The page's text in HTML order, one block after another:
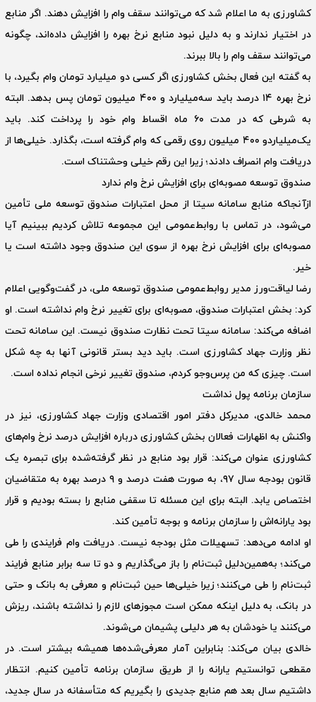
کشاورزی به ما اعلام شد که می‌توانند سقف وام را افزایش دهند. اگر منابع
در اختیار ندارند و به دلیل نبود منابع نرخ بهره را افزایش داده‌اند، چگونه
می‌توانند سقف وام را بالا ببرند.
به گفته این فعال بخش کشاورزی اگر کسی دو میلیارد تومان وام بگیرد، با
نرخ بهره ۱۴ درصد باید سه‌میلیارد و ۴۰۰ میلیون تومان پس بدهد. البته
به شرطی که در مدت ۶۰ ماه اقساط وام خود را پرداخت کند. باید
یک‌میلیاردو ۴۰۰ میلیون روی رقمی که وام گرفته است، بگذارد. خیلی‌ها از
دریافت وام انصراف دادند؛ زیرا این رقم خیلی وحشتناک است.
‌صندوق توسعه مصوبه‌ای برای افزایش نرخ وام ندارد
از‌آنجا‌که منابع سامانه سیتا از محل اعتبارات صندوق توسعه ملی تأمین
می‌‎شود، در تماس با روابط‌عمومی این مجموعه تلاش کردیم ببینیم آیا
مصوبه‌ای برای افزایش نرخ بهره از سوی این صندوق وجود داشته است یا
خیر.
رضا لیاقت‌ورز مدیر روابط‌عمومی صندوق توسعه ملی، در گفت‌وگویی اعلام
کرد: بخش اعتبارات صندوق، مصوبه‌ای برای تغییر نرخ وام نداشته است. او
اضافه می‌کند: سامانه سیتا تحت نظارت صندوق نیست. این سامانه تحت
نظر وزارت جهاد کشاورزی است. باید دید بستر قانونی آنها به چه شکل
است. چیزی که من پرس‌و‌جو کردم، صندوق تغییر نرخی انجام نداده است.
‌سازمان برنامه پول نداشت
محمد خالدی، مدیرکل دفتر امور اقتصادی وزارت جهاد کشاورزی، نیز در
واکنش به اظهارات فعالان بخش کشاورزی درباره افزایش درصد نرخ وام‌های
کشاورزی عنوان می‌کند: قرار بود منابع در نظر گرفته‌شده برای تبصره یک
قانون بودجه سال ۹۷، به صورت هفت درصد و ۹ درصد بهره به متقاضیان
اختصاص یابد. البته برای این مسئله تا سقفی منابع را بسته بودیم و قرار
بود یارانه‌اش را سازمان برنامه و بوجه تأمین کند.
او ادامه می‌دهد: تسهیلات مثل بودجه نیست. دریافت وام فرایندی را طی
می‌کند؛ به‌همین‌دلیل ثبت‌نام را باز می‌گذاریم و دو تا سه برابر منابع فرایند
ثبت‌نام را طی می‌کنند؛ زیرا خیلی‌ها حین ثبت‌نام و معرفی به بانک و حتی
در بانک، به دلیل اینکه ممکن است مجوزهای لازم را نداشته باشند، ریزش
می‌کنند یا خودشان به هر دلیلی پشیمان می‌شوند.
خالدی بیان می‌کند: بنابراین آمار معرفی‌شده‌ها همیشه بیشتر است. در
مقطعی توانستیم یارانه را از طریق سازمان برنامه تأمین کنیم. انتظار
داشتیم سال بعد هم منابع جدیدی را بگیریم که متأسفانه در سال جدید،